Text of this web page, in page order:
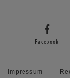
Facebook
Impressum